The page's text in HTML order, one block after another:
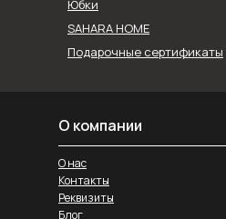
Юбки
SAHARA HOME
Подарочные сертификаты
О компании
Реквизиты
Блог
О нас
Контакты